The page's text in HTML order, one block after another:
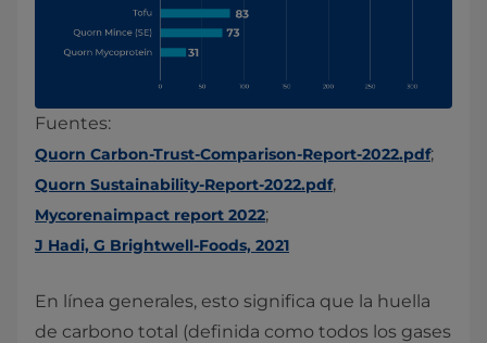
Fuentes:
Quorn Carbon-Trust-Comparison-Report-2022.pdf;
Quorn Sustainability-Report-2022.pdf,
Mycorenaimpact report 2022;
J Hadi, G Brightwell-Foods, 2021
En línea generales, esto significa que la huella
de carbono total (definida como todos los gases